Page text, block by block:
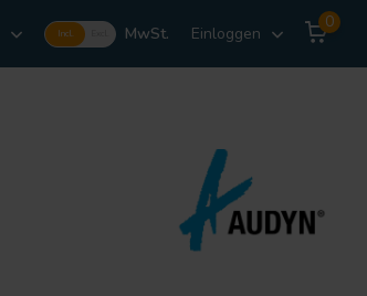
Incl. MwSt. Einloggen
0